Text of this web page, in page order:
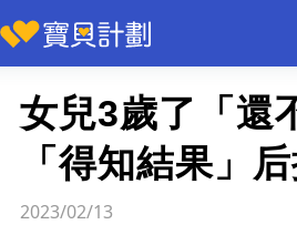
女兒3歲了「還
「得知結果」
2023/02/13
快訊